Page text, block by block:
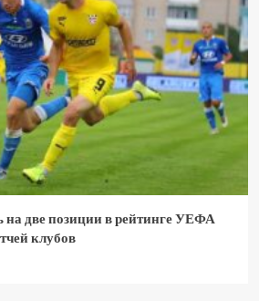
на две позиции в рейтинге УЕФА
клубов